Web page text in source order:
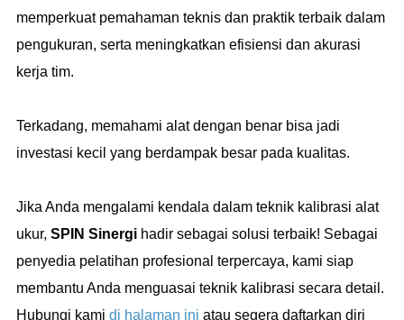
memperkuat pemahaman teknis dan praktik terbaik dalam
pengukuran, serta meningkatkan efisiensi dan akurasi
kerja tim.
Terkadang, memahami alat dengan benar bisa jadi
investasi kecil yang berdampak besar pada kualitas.
Jika Anda mengalami kendala dalam teknik kalibrasi alat
ukur, SPIN Sinergi hadir sebagai solusi terbaik! Sebagai
penyedia pelatihan profesional terpercaya, kami siap
membantu Anda menguasai teknik kalibrasi secara detail.
Hubungi kami di halaman ini atau segera daftarkan diri